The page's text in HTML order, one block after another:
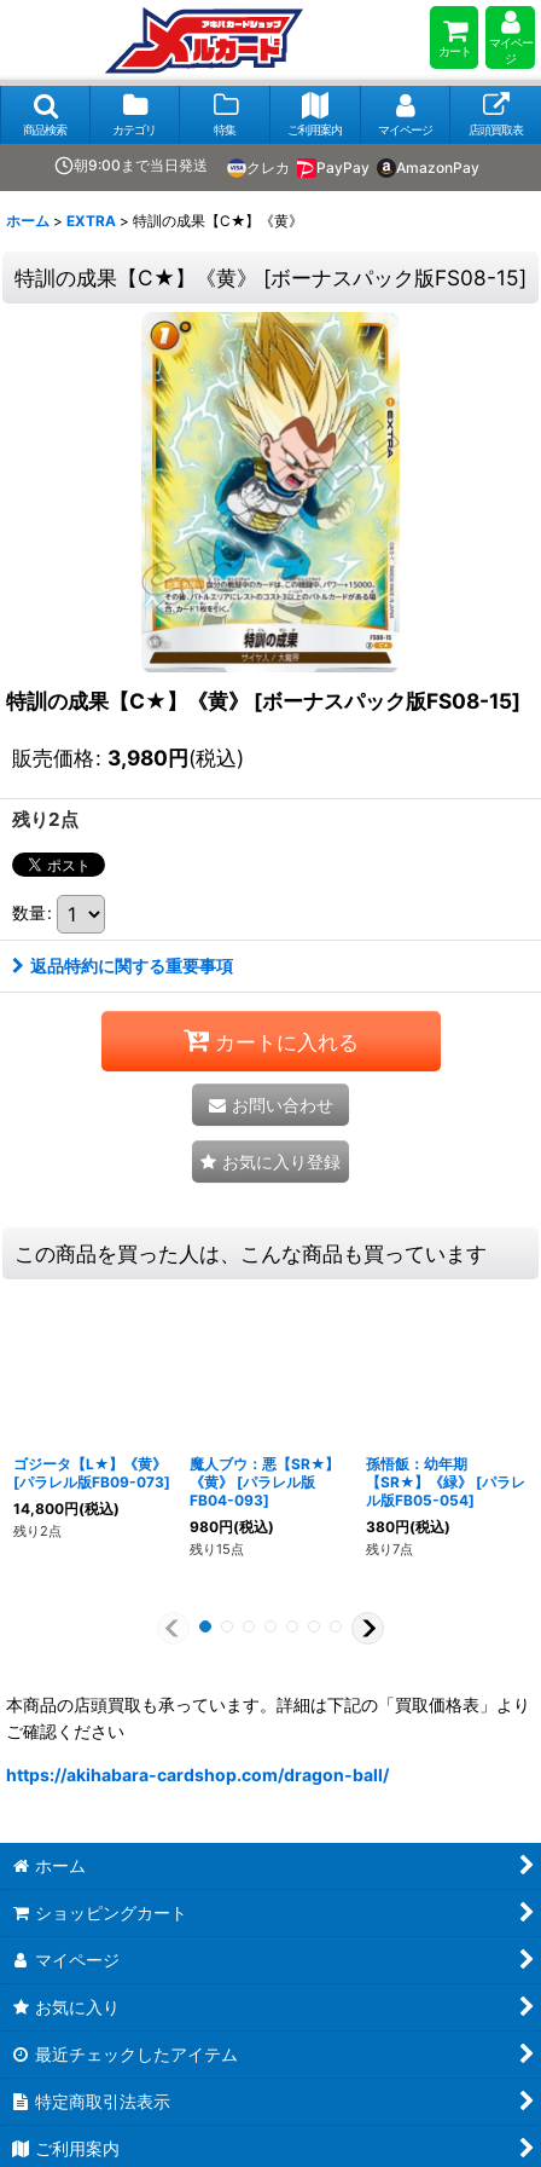
カート
マイペー
ジ
商品検索 カテゴリ 特集 ご利用案内 マイページ 店頭買取表
朝9:00まで当日発送 クレカ PayPay AmazonPay
ホーム > EXTRA > 特訓の成果【C★】《黄》
特訓の成果【C★】《黄》 [ボーナスパック版FS08-15]
特訓の成果【C★】《黄》 [ボーナスパック版FS08-15]
販売価格: 3,980円(税込)
残り2点
数量:
返品特約に関する重要事項
カートに入れる
お問い合わせ
お気に入り登録
この商品を買った人は、こんな商品も買っています
ゴジータ【L★】《黄》
[パラレル版FB09-073]
14,800円(税込)
残り2点
魔人ブウ：悪【SR★】
《黄》
[パラレル版
FB04-093]
980円(税込)
残り15点
孫悟飯：幼年期
【SR★】《緑》
[パラレ
ル版FB05-054]
380円(税込)
残り7点
本商品の店頭買取も承っています。詳細は下記の「買取価格表」より
ご確認ください
https://akihabara-cardshop.com/dragon-ball/
ホーム
ショッピングカート
マイページ
お気に入り
最近チェックしたアイテム
特定商取引法表示
ご利用案内